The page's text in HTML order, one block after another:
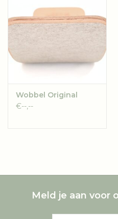
Wobbel Original
€--,--
Meld je aan voor